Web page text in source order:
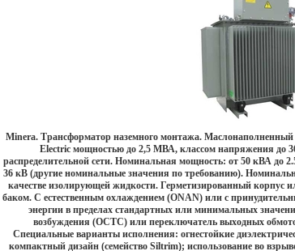
Minera. Трансформатор наземного монтажа.
Electric мощностью до 2,5 МВА, классом напряжения до
распределительной сети. Номинальная мощность: от 50 кВА до
36 кВ (другие номинальные значения по требованию).
качестве изолирующей жидкости. Герметизированный корпус
баком. С естественным охлаждением (ONAN) или с
энергии в пределах стандартных или минимальных
возбуждения (OCTC) или переключатель выходных
Специальные варианты исполнения: огнестойкие
компактный дизайн (семейство Siltrim); использование во